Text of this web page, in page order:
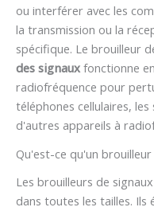
ou interférer avec les
la transmission ou la
spécifique. Le brouilleur
des signaux fonctionne
radiofréquence pour
téléphones cellulaires, les
d'autres appareils à
Qu'est-ce qu'un
Les brouilleurs de
dans toutes les tailles. Ils